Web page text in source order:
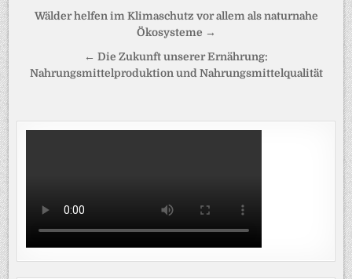
Beitragsnavigation
Wälder helfen im Klimaschutz vor allem als naturnahe
Ökosysteme →
← Die Zukunft unserer Ernährung:
Nahrungsmittelproduktion und Nahrungsmittelqualität